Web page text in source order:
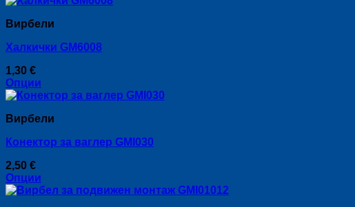
has
variants.
options
may
be
on
the
product
page
Вирбели
Халкички GM6008
1,30 €
Опции
This
has
variants.
options
may
be
Вирбели
Конектор за ваглер GMI030
2,50 €
Опции
This